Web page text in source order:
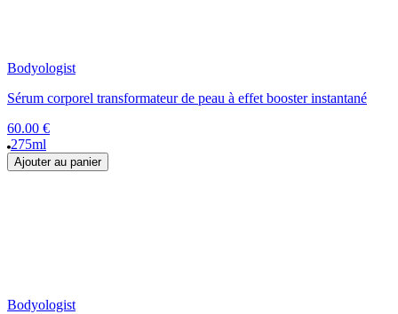
Bodyologist
Sérum corporel transformateur de peau à effet booster instantané
60.00 €
275ml
Ajouter au panier
Bodyologist